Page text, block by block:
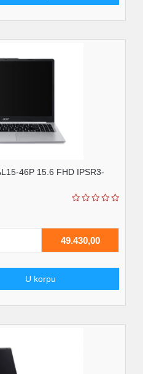
46P 15.6 FHD IPSR3-
49.430,00
U korpu